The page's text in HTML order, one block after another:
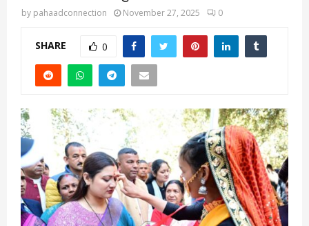
by pahaadconnection November 27, 2025 0
SHARE 0